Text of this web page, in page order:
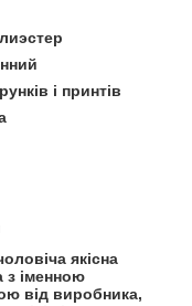
і принтів
якісна
з іменною
від виробника,